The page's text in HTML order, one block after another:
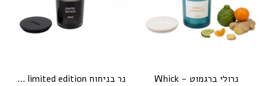
נרולי ברגמוט - Whick נר בניחוח limited edition מבית Whick